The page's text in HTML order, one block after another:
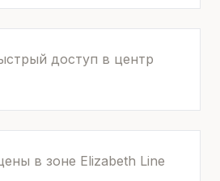
доступ в центр
в зоне Elizabeth Line